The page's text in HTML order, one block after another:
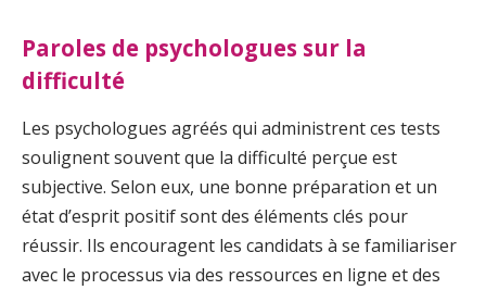
Paroles de psychologues sur la
difficulté
Les psychologues agréés qui administrent ces tests
soulignent souvent que la difficulté perçue est
subjective. Selon eux, une bonne préparation et un
état d’esprit positif sont des éléments clés pour
réussir. Ils encouragent les candidats à se familiariser
avec le processus via des ressources en ligne et des